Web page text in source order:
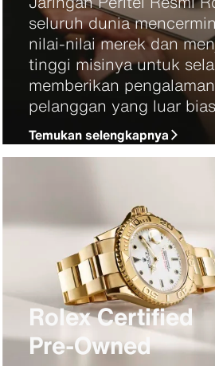
seluruh dunia
nilai-nilai merek dan
tinggi misinya untuk
memberikan pengalaman
pelanggan yang luar
Temukan selengkapnya
Rolex Certified
Pre‑Owned